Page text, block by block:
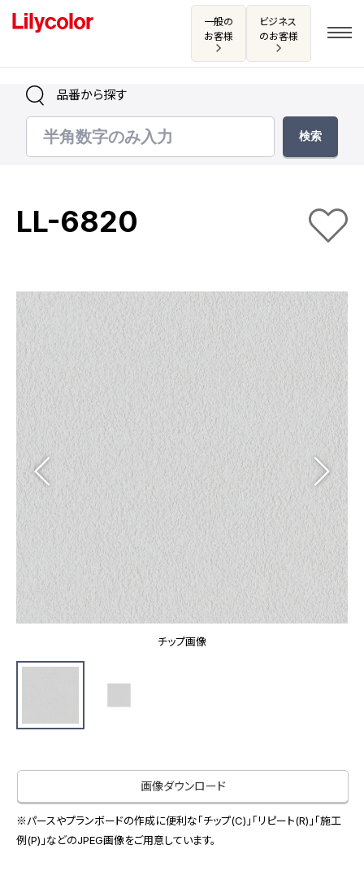
一般の
お客様
ビジネス
のお客様
ログイン・新規会員登録
お気に入り
商品を探す
商品を探す トップ
カーテン
床材
ブランド・コレクション
Lilycolor Coordinate 着せ替えシミュレーション
カタログ一覧
カタログ一覧 トップ
カーテン
床材
サステナブル商品
ノンワックス床タイル
壁紙機能性ガイド
施工事例
施工事例 トップ
医療・福祉施設
ホテル・オフィス・店舗
モデルハウス
新築戸建・マンション
#リリカラのある暮らし
リリカラノート
ショールーム
ショールーム トップ
東京ショールーム
大阪ショールーム
お客様サポート
お客様サポート トップ
画像ダウンロード
お役立ち資料
サンプル・カタログ請求／お問い合わせ（ビジネスのお客様）
スペースソリューション事業
オフィスソリューション事業
会社情報
品番から探す
LL-6820
チップ画像
画像ダウンロード
※パースやプランボードの作成に便利な「チップ(C)」「リピート(R)」「施工
例(P)」などのJPEG画像をご用意しています。